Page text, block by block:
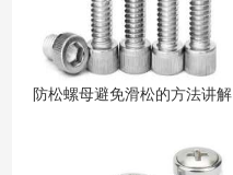
防松螺母避免滑松的方法讲解